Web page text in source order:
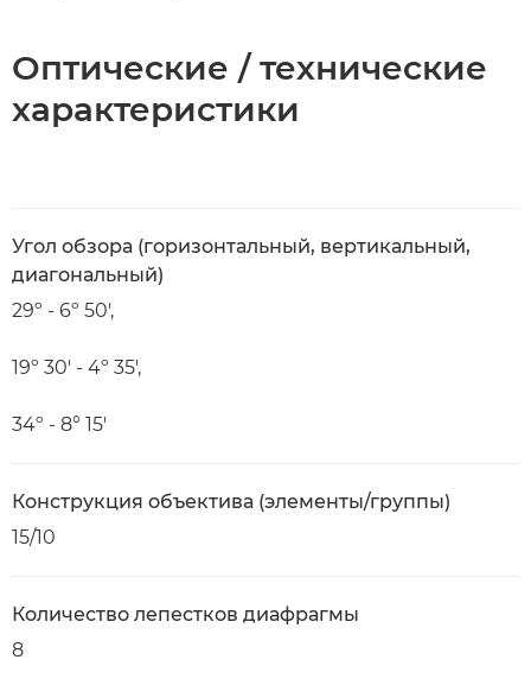
Оптические / технические
характеристики
Угол обзора (горизонтальный, вертикальный,
диагональный)
29º - 6º 50',
19º 30' - 4º 35',
34º - 8° 15'
Конструкция объектива (элементы/группы)
15/10
Количество лепестков диафрагмы
8